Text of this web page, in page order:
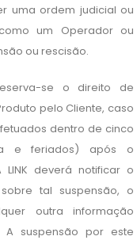
uma ordem judicial ou
um Operador ou
ou rescisão.
se o direito de
pelo Cliente, caso
dentro de cinco
e feriados) após o
deverá notificar o
tal suspensão, o
outra informação
A suspensão por este